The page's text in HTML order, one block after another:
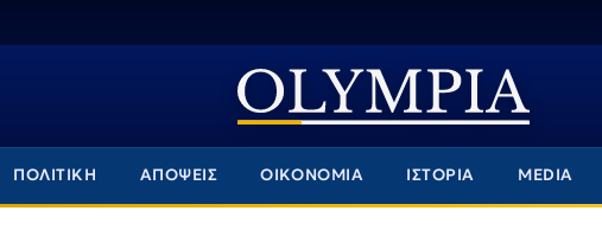
ΠΟΛΙΤΙΚΗ ΑΠΟΨΕΙΣ ΟΙΚΟΝΟΜΙΑ ΙΣΤΟΡΙΑ MEDIA